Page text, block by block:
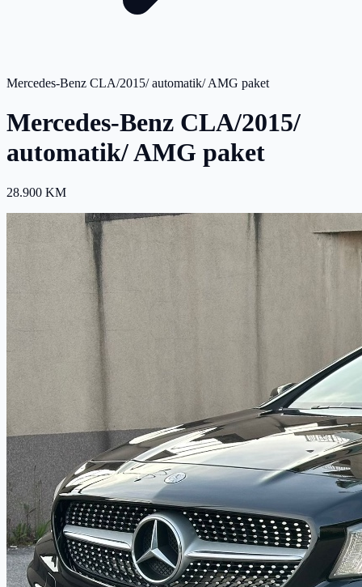
Mercedes-Benz CLA/2015/ automatik/ AMG paket
Mercedes-Benz CLA/2015/
automatik/ AMG paket
28.900 KM